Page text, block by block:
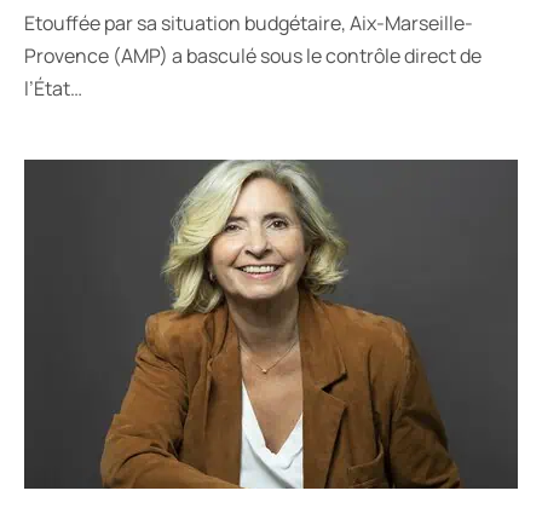
Etouffée par sa situation budgétaire, Aix-Marseille-
Provence (AMP) a basculé sous le contrôle direct de
l’État…